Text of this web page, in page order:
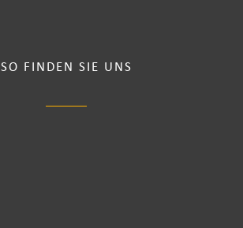
SO FINDEN SIE UNS